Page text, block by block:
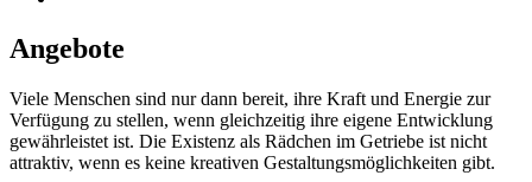
Angebote
Viele Menschen sind nur dann bereit, ihre Kraft und Energie zur
Verfügung zu stellen, wenn gleichzeitig ihre eigene Entwicklung
gewährleistet ist. Die Existenz als Rädchen im Getriebe ist nicht
attraktiv, wenn es keine kreativen Gestaltungsmöglichkeiten gibt.